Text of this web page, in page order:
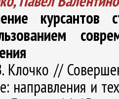
курсантов
Клочко //
направления и